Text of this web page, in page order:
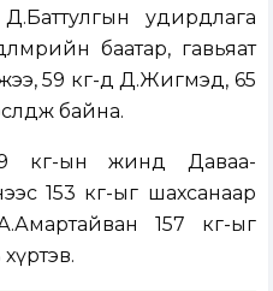
удирдлага
баатар, гавьяат
59 кг-д Д.Жигмэд, 65
байна.
кг-ын жинд Даваа-
153 кг-ыг шахсанаар
157 кг-ыг